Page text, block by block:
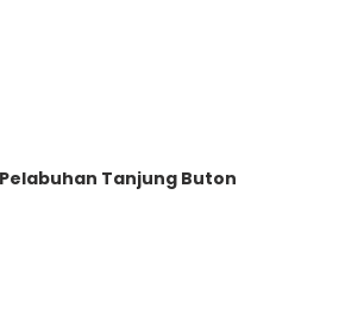
Tanjung Buton